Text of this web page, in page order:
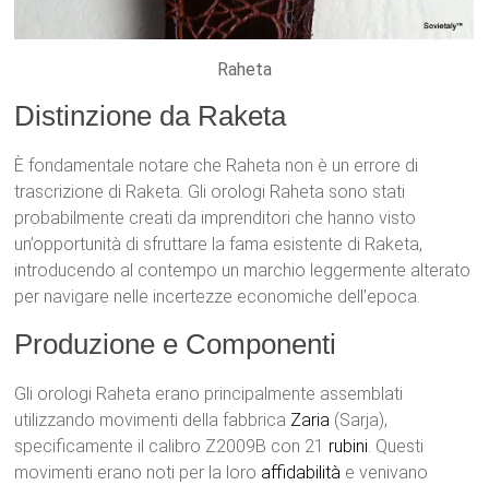
Raheta
Distinzione da Raketa
È fondamentale notare che Raheta non è un errore di
trascrizione di Raketa. Gli orologi Raheta sono stati
probabilmente creati da imprenditori che hanno visto
un’opportunità di sfruttare la fama esistente di Raketa,
introducendo al contempo un marchio leggermente alterato
per navigare nelle incertezze economiche dell’epoca.
Produzione e Componenti
Gli orologi Raheta erano principalmente assemblati
utilizzando movimenti della fabbrica Zaria (Sarja),
specificamente il calibro Z2009B con 21 rubini. Questi
movimenti erano noti per la loro affidabilità e venivano